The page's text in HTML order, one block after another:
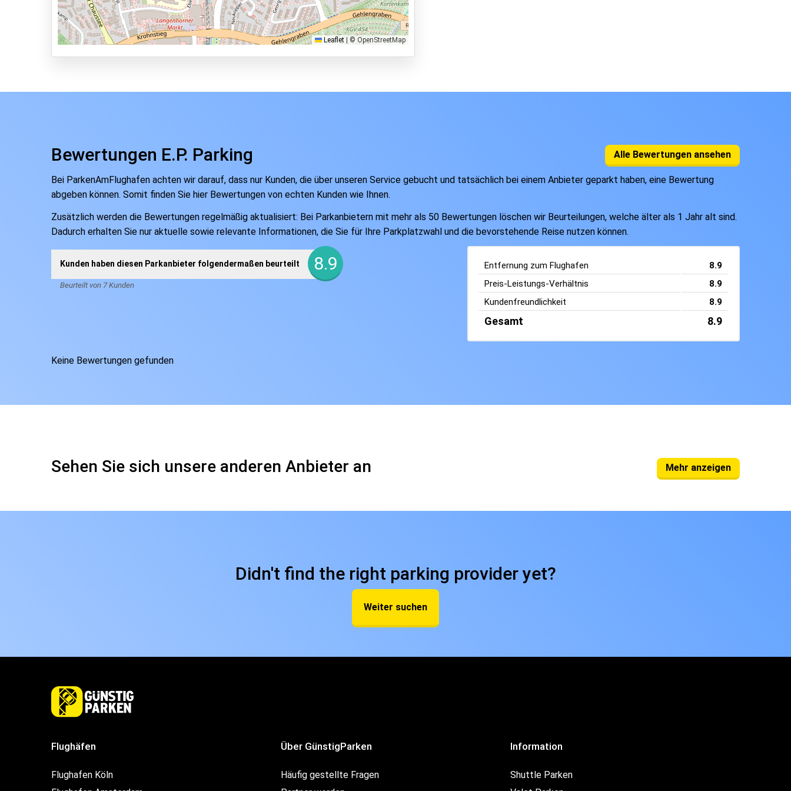
Valet Parken
Park & Walk
Park, Sleep & Fly
Leaflet © OpenStreetMap
Bewertungen E.P. Parking Alle Bewertungen ansehen
Bei ParkenAmFlughafen achten wir darauf, dass nur Kunden, die über unseren Service gebucht und tatsächlich bei einem Anbieter geparkt haben, eine Bewertung
abgeben können. Somit finden Sie hier Bewertungen von echten Kunden wie Ihnen.
Zusätzlich werden die Bewertungen regelmäßig aktualisiert: Bei Parkanbietern mit mehr als 50 Bewertungen löschen wir Beurteilungen, welche älter als 1 Jahr alt sind.
Dadurch erhalten Sie nur aktuelle sowie relevante Informationen, die Sie für Ihre Parkplatzwahl und die bevorstehende Reise nutzen können.
Kunden haben diesen Parkanbieter folgendermaßen beurteilt 8.9
Beurteilt von 7 Kunden
Entfernung zum Flughafen
8.9
Preis-Leistungs-Verhältnis
8.9
Kundenfreundlichkeit
8.9
Gesamt 8.9
Keine Bewertungen gefunden
Sehen Sie sich unsere anderen Anbieter an Mehr anzeigen
Didn't find the right parking provider yet?
Weiter suchen
Flughäfen
Flughafen Köln
Über GünstigParken
Häufig gestellte Fragen
Information
Shuttle Parken